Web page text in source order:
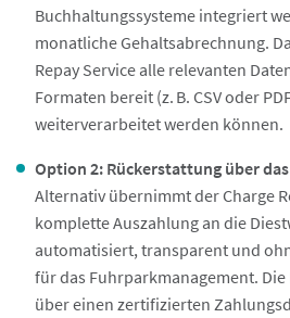
Buchhaltungssysteme integriert
monatliche Gehaltsabrechnung.
Repay Service alle relevanten
Formaten bereit (z. B. CSV oder
weiterverarbeitet werden können.
Option 2: Rückerstattung über
Alternativ übernimmt der Charge
komplette Auszahlung an die
automatisiert, transparent und
für das Fuhrparkmanagement.
über einen zertifizierten